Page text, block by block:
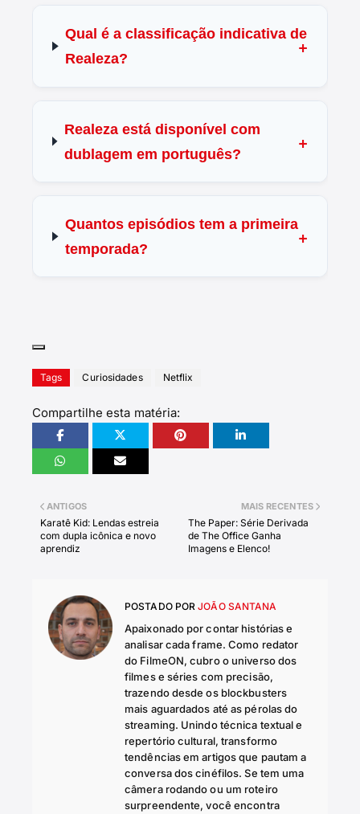
Qual é a classificação indicativa de
Realeza?
Realeza está disponível com
dublagem em português?
Quantos episódios tem a primeira
temporada?
Tags Curiosidades Netflix
Compartilhe esta matéria:
MAIS RECENTES
The Paper: Série Derivada
de The Office Ganha
Imagens e Elenco!
ANTIGOS
Karatê Kid: Lendas estreia
com dupla icônica e novo
aprendiz
POSTADO POR JOÃO SANTANA
Apaixonado por contar histórias e
analisar cada frame. Como redator
do FilmeON, cubro o universo dos
filmes e séries com precisão,
trazendo desde os blockbusters
mais aguardados até as pérolas do
streaming. Unindo técnica textual e
repertório cultural, transformo
tendências em artigos que pautam a
conversa dos cinéfilos. Se tem uma
câmera rodando ou um roteiro
surpreendente, você encontra